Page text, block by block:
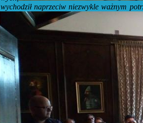
naprzeciw niezwykle ważnym